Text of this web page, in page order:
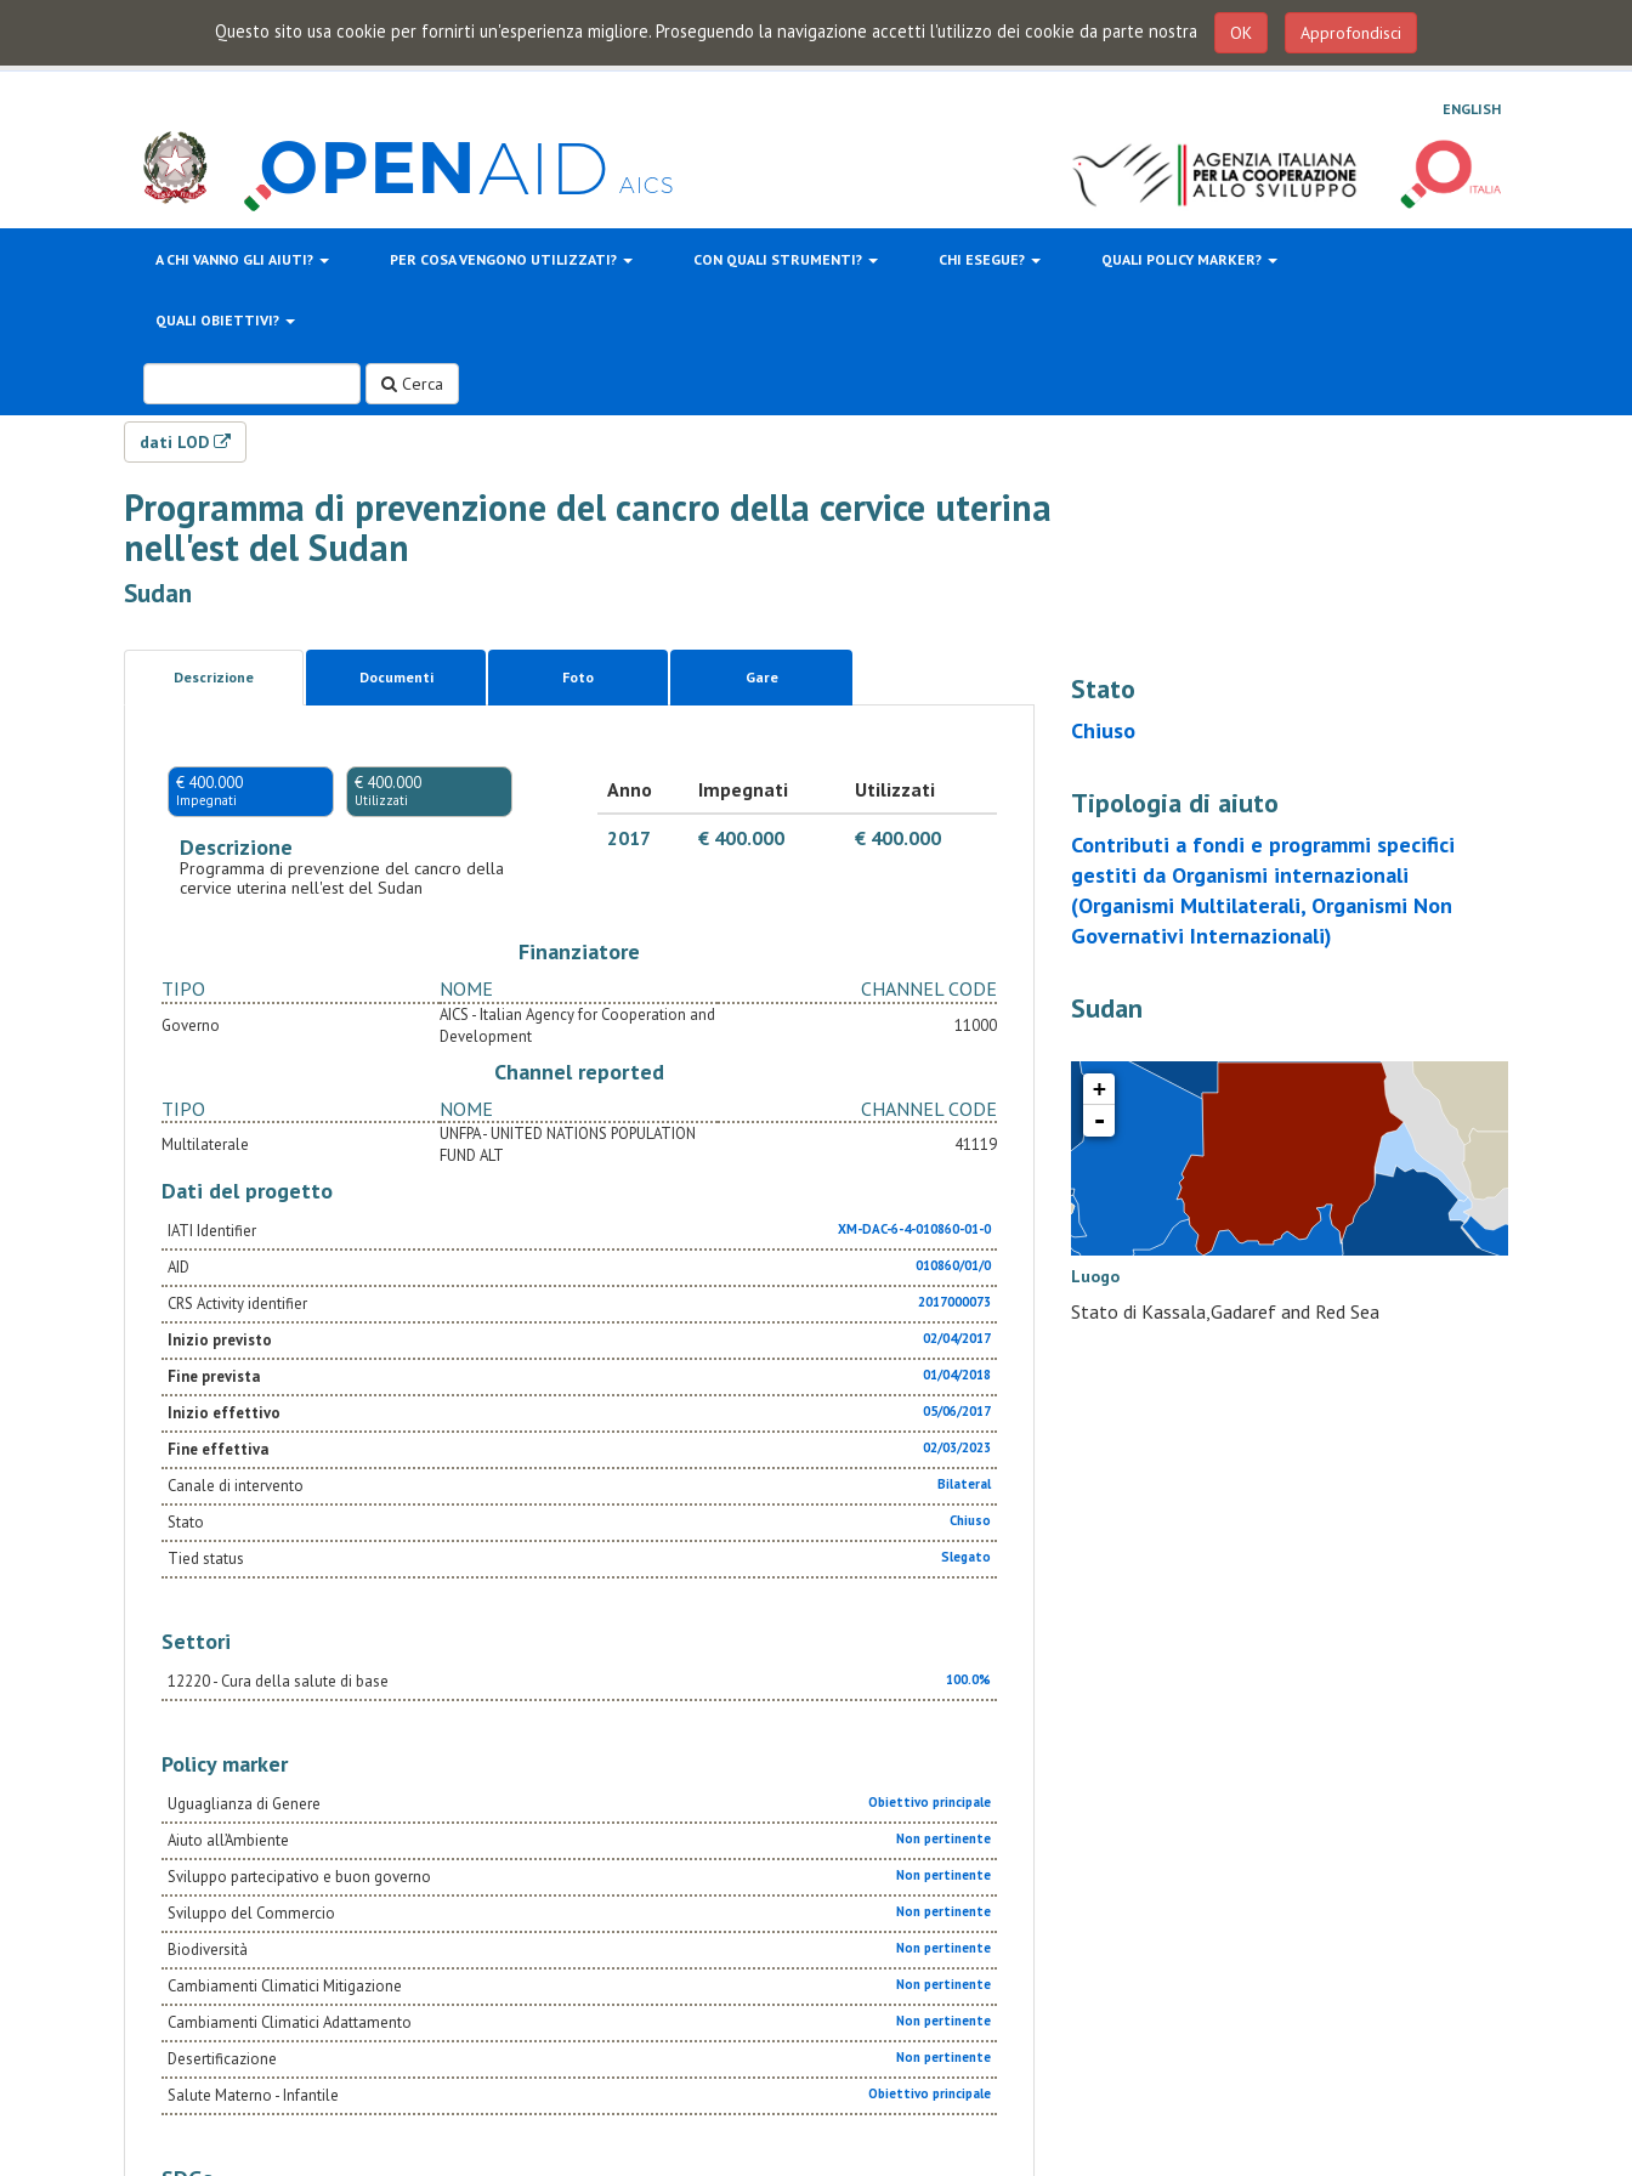
Questo sito usa cookie per fornirti un'esperienza migliore. Proseguendo la navigazione accetti l'utilizzo dei cookie da parte nostra OK Approfondisci
ENGLISH
A CHI VANNO GLI AIUTI? PER COSA VENGONO UTILIZZATI? CON QUALI STRUMENTI? CHI ESEGUE? QUALI POLICY MARKER?
QUALI OBIETTIVI?
Cerca
dati LOD
Programma di prevenzione del cancro della cervice uterina
nell'est del Sudan
Sudan
Stato
Chiuso
Tipologia di aiuto
Contributi a fondi e programmi specifici
gestiti da Organismi internazionali
(Organismi Multilaterali, Organismi Non
Governativi Internazionali)
Sudan
+
-
Luogo
Stato di Kassala,Gadaref and Red Sea
Descrizione Documenti Foto Gare
€ 400.000
Impegnati
€ 400.000
Utilizzati
Descrizione
Programma di prevenzione del cancro della
cervice uterina nell'est del Sudan
Anno Impegnati
Utilizzati
2017
€ 400.000 € 400.000
Finanziatore
TIPO NOME CHANNEL CODE
Governo
AICS - Italian Agency for Cooperation and
Development
11000
Channel reported
TIPO NOME CHANNEL CODE
Multilaterale
UNFPA - UNITED NATIONS POPULATION
FUND ALT
41119
Dati del progetto
IATI Identifier XM-DAC-6-4-010860-01-0
AID 010860/01/0
CRS Activity identifier 2017000073
Inizio previsto 02/04/2017
Fine prevista 01/04/2018
Inizio effettivo 05/06/2017
Fine effettiva 02/03/2023
Canale di intervento Bilateral
Stato Chiuso
Tied status Slegato
Settori
12220 - Cura della salute di base 100.0%
Policy marker
Uguaglianza di Genere Obiettivo principale
Aiuto all’Ambiente Non pertinente
Sviluppo partecipativo e buon governo Non pertinente
Sviluppo del Commercio Non pertinente
Biodiversità Non pertinente
Cambiamenti Climatici Mitigazione Non pertinente
Cambiamenti Climatici Adattamento Non pertinente
Desertificazione Non pertinente
Salute Materno - Infantile Obiettivo principale